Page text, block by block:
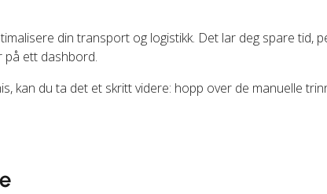
din transport og logistikk. Det lar deg spare tid,
på ett dashbord.
kan du ta det et skritt videre: hopp over de manuelle